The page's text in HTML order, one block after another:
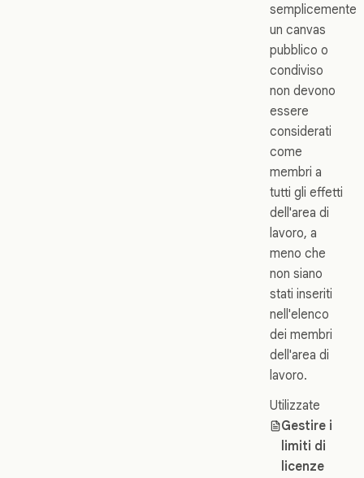
semplicemente
un canvas
pubblico o
condiviso
non devono
essere
considerati
come
membri a
tutti gli effetti
dell'area di
lavoro, a
meno che
non siano
stati inseriti
nell'elenco
dei membri
dell'area di
lavoro.
Utilizzate
Gestire i
limiti di
licenze